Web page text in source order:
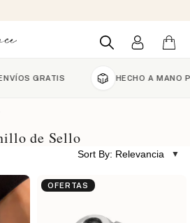
HECHO A MANO POR
de Sello
Sort By: Relevancia
OFERTAS